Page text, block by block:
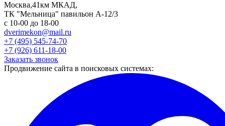
Москва,41км МКАД,
ТК "Мельница" павильон А-12/3
с 10-00 до 18-00
dverimekon@mail.ru
+7 (495) 545-74-70
+7 (926) 611-18-00
Заказать звонок
Продвижение сайта в поисковых системах: